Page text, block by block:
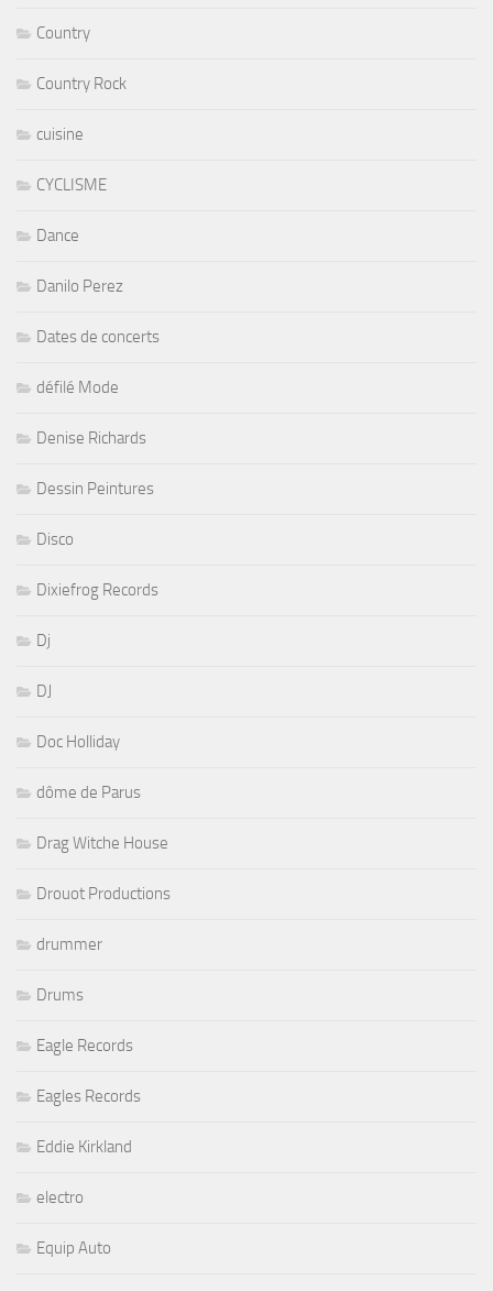
Country
Country Rock
cuisine
CYCLISME
Dance
Danilo Perez
Dates de concerts
défilé Mode
Denise Richards
Dessin Peintures
Disco
Dixiefrog Records
Dj
DJ
Doc Holliday
dôme de Parus
Drag Witche House
Drouot Productions
drummer
Drums
Eagle Records
Eagles Records
Eddie Kirkland
electro
Equip Auto